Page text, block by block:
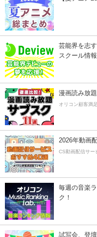
芸能界を志
スクール情
漫画読み放
オリコン顧客満
2026年動画
CS動画配信サー
毎週の音楽
ク！
試写会、登